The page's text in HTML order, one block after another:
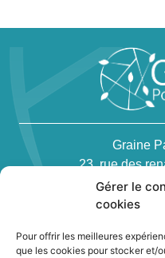
Gérer le
cookies
Pour offrir les meilleures
que les cookies pour stocker et/
Graine
23, rue des
Téléphone